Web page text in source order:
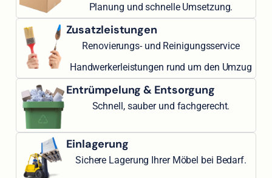
Planung und schnelle Umsetzung.
Zusatzleistungen
Renovierungs- und Reinigungsservice
Handwerkerleistungen rund um den Umzug
Entrümpelung & Entsorgung
Schnell, sauber und fachgerecht.
Einlagerung
Sichere Lagerung Ihrer Möbel bei Bedarf.